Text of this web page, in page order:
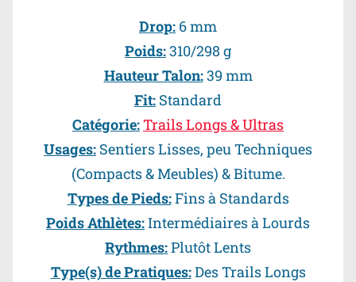
Drop: 6 mm
Poids:310/298 g
Hauteur Talon:39 mm
Fit: Standard
Catégorie:Trails Longs & Ultras
Usages: Sentiers Lisses, peu Techniques
(Compacts & Meubles) & Bitume.
Types de Pieds:Fins à Standards
Poids Athlètes:Intermédiaires à Lourds
Rythmes:Plutôt Lents
Type(s) de Pratiques:Des Trails Longs